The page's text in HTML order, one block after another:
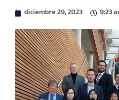
diciembre 29, 2023 9:23